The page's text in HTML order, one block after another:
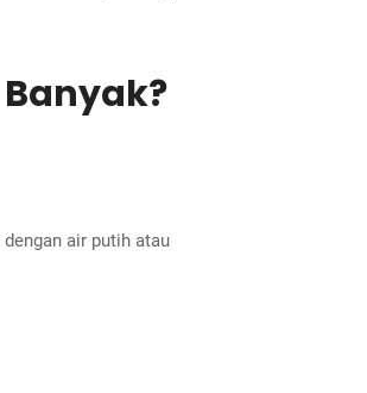
air putih atau